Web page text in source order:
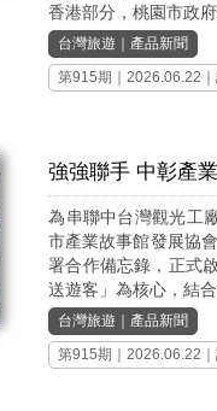
香港部分，桃園市政府
台灣旅遊 ｜ 產品新聞
第915期 ｜2026.06.22
強強聯手 中彰產
為串聯中台灣觀光工
市產業故事館發展協
署合作備忘錄，正式
送遊客」為核心，結
台灣旅遊 ｜ 產品新聞
第915期 ｜2026.06.22